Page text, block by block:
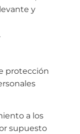
y
protección
a los
supuesto